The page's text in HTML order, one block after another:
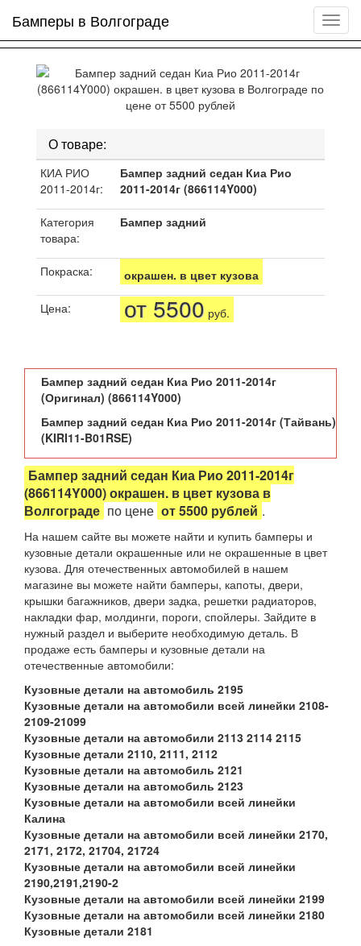
Меню
сайта
Бамперы в Волгограде
О товаре:
КИА РИО
2011-2014г:
Бампер задний седан Киа Рио
2011-2014г (866114Y000)
Категория
товара:
Бампер задний
Покраска: окрашен. в цвет кузова
Цена: от 5500 руб.
Бампер задний седан Киа Рио 2011-2014г
(Оригинал) (866114Y000)
Бампер задний седан Киа Рио 2011-2014г (Тайвань)
(KIRI11-B01RSE)
Бампер задний седан Киа Рио 2011-2014г
(866114Y000) окрашен. в цвет кузова в
Волгограде по цене от 5500 рублей .
На нашем сайте вы можете найти и купить бамперы и
кузовные детали окрашенные или не окрашенные в цвет
кузова. Для отечественных автомобилей в нашем
магазине вы можете найти бамперы, капоты, двери,
крышки багажников, двери задка, решетки радиаторов,
накладки фар, молдинги, пороги, спойлеры. Зайдите в
нужный раздел и выберите необходимую деталь. В
продаже есть бамперы и кузовные детали на
отечественные автомобили:
Кузовные детали на автомобиль 2195
Кузовные детали на автомобили всей линейки 2108-
2109-21099
Кузовные детали на автомобили 2113 2114 2115
Кузовные детали 2110, 2111, 2112
Кузовные детали на автомобиль 2121
Кузовные детали на автомобиль 2123
Кузовные детали на автомобили всей линейки
Калина
Кузовные детали на автомобили всей линейки 2170,
2171, 2172, 21704, 21724
Кузовные детали на автомобили всей линейки
2190,2191,2190-2
Кузовные детали на автомобили всей линейки 2199
Кузовные детали на автомобили всей линейки 2180
Кузовные детали 2181